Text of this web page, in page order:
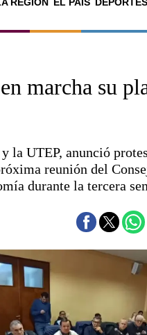
La ciudad
El país
Escenario
Liga del Sur
Fútbol
Federal A
Aplausos
Economía y
Con el campo
Espacio
marcha su
la UTEP, anunció
reunión del
durante la tercera